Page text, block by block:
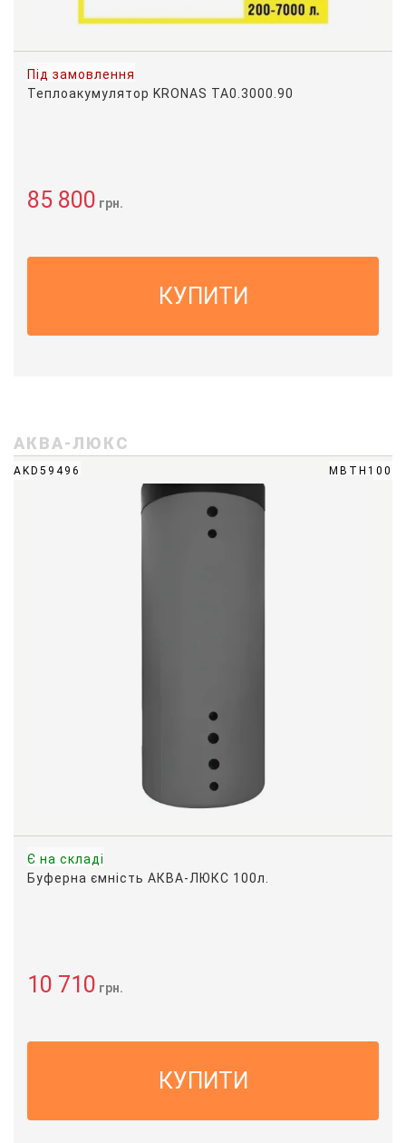
Під замовлення
Теплоакумулятор KRONAS ТА0.3000.90
85 800 грн.
КУПИТИ
АКВА-ЛЮКС
AKD59496 МВТН100
Є на складі
Буферна ємність АКВА-ЛЮКС 100л.
10 710 грн.
КУПИТИ